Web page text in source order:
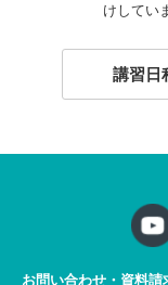
けしてい
講習日
お問い合わせ・資料請